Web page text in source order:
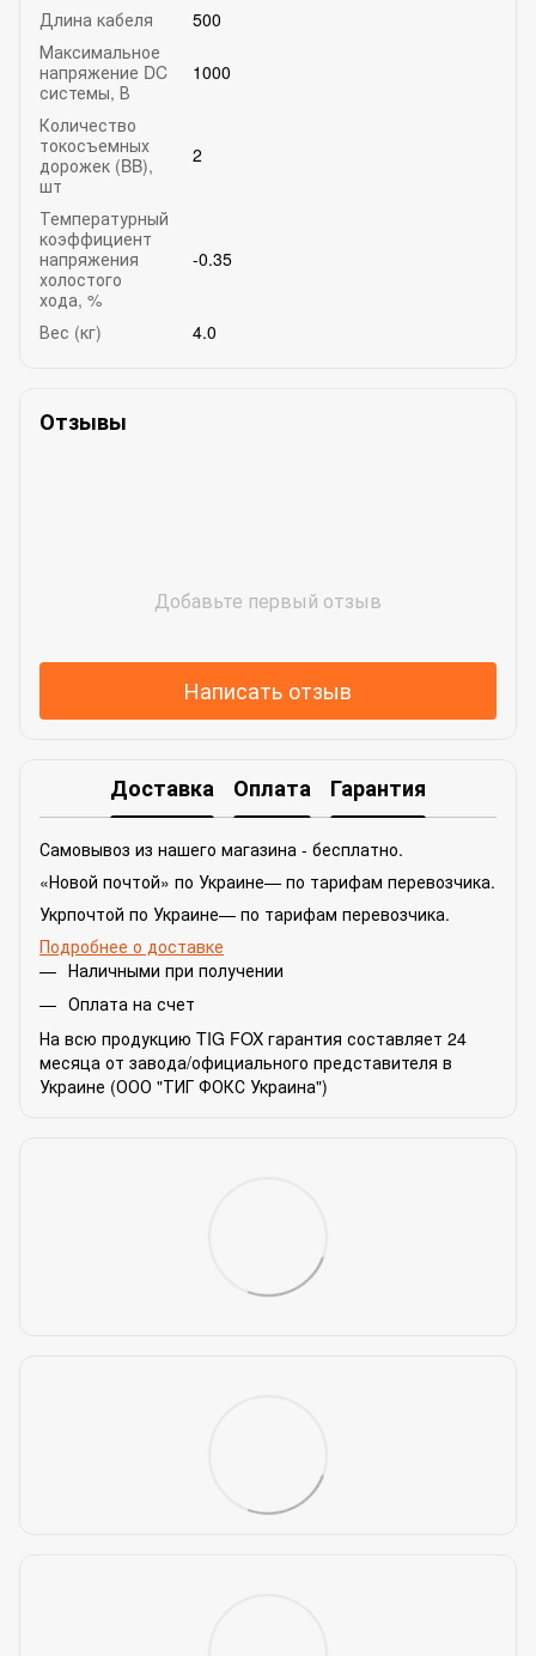
Длина кабеля
500
Максимальное
напряжение DC
системы, В
1000
Количество
токосъемных
дорожек (BB),
шт
2
Температурный
коэффициент
напряжения
холостого
хода, %
-0.35
Вес (кг) 4.0
Отзывы
Добавьте первый отзыв
Написать отзыв
Доставка Оплата Гарантия
Самовывоз из нашего магазина - бесплатно.
«Новой почтой» по Украине— по тарифам перевозчика.
Укрпочтой по Украине— по тарифам перевозчика.
Подробнее о доставке
Наличными при получении
Оплата на счет
На всю продукцию TIG FOX гарантия составляет 24
месяца от завода/официального представителя в
Украине (ООО "ТИГ ФОКС Украина")